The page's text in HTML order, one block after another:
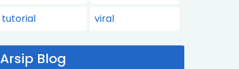
tutorial
viral
Arsip Blog